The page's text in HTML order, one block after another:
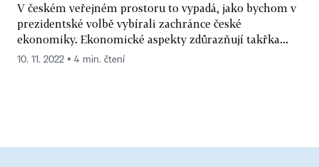
V českém veřejném prostoru to vypadá, jako bychom v
prezidentské volbě vybírali zachránce české
ekonomiky. Ekonomické aspekty zdůrazňují takřka...
10. 11. 2022 ▪ 4 min. čtení